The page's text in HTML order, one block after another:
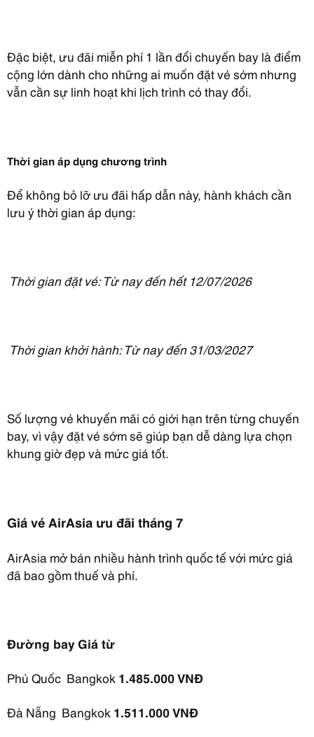
Đặc biệt, ưu đãi miễn phí 1 lần đổi chuyến bay là điểm
cộng lớn dành cho những ai muốn đặt vé sớm nhưng
vẫn cần sự linh hoạt khi lịch trình có thay đổi.
Thời gian áp dụng chương trình
Để không bỏ lỡ ưu đãi hấp dẫn này, hành khách cần
lưu ý thời gian áp dụng:
Thời gian đặt vé: Từ nay đến hết 12/07/2026
Thời gian khởi hành: Từ nay đến 31/03/2027
Số lượng vé khuyến mãi có giới hạn trên từng chuyến
bay, vì vậy đặt vé sớm sẽ giúp bạn dễ dàng lựa chọn
khung giờ đẹp và mức giá tốt.
Giá vé AirAsia ưu đãi tháng 7
AirAsia mở bán nhiều hành trình quốc tế với mức giá
đã bao gồm thuế và phí.
Đường bayGiá từ
Phú Quốc Bangkok 1.485.000 VNĐ
Đà Nẵng Bangkok 1.511.000 VNĐ